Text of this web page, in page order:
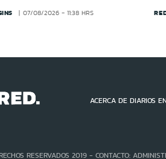
07/08/2026 - 11:38 HRS
ACERCA DE DIARIOS
RESERVADOS 2019 - CONTACTO: